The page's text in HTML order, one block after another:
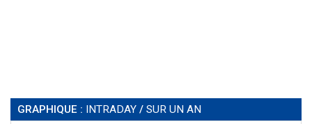
GRAPHIQUE : INTRADAY / SUR UN AN